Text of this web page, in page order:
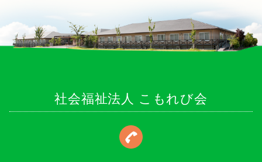
社会福祉法人 こもれび会